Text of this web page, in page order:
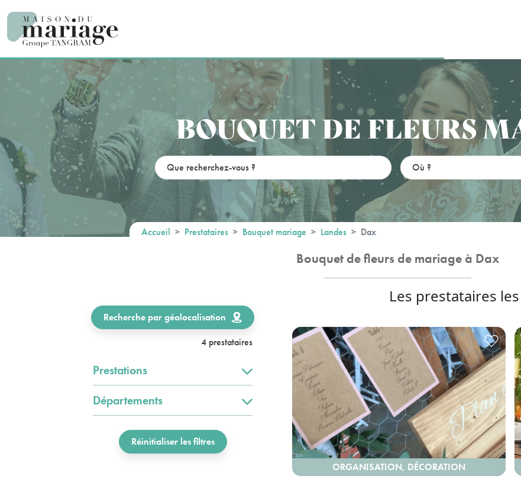
BOUQUET DE FLEURS
Accueil Prestataires Bouquet mariage Landes Dax
Bouquet de fleurs de mariage à Dax
Recherche par géolocalisation
4 prestataires
Prestations
Départements
Réinitialiser les filtres
Les prestataires
ORGANISATION, DÉCORATION